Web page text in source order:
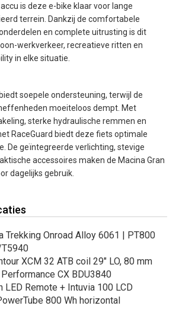
is deze e-bike klaar voor lange
terrein. Dankzij de comfortabele
en complete uitrusting is dit
werkverkeer, recreatieve ritten en
in elke situatie.
soepele ondersteuning, terwijl de
moeiteloos dempt. Met
sterke hydraulische remmen en
RaceGuard biedt deze fiets optimale
De geïntegreerde verlichting, stevige
accessoires maken de Macina Gran
dagelijks gebruik.
Trekking Onroad Alloy 6061 | PT800
XCM 32 ATB coil 29" LO, 80 mm
CX BDU3840
LED Remote + Intuvia 100 LCD
800 Wh horizontal